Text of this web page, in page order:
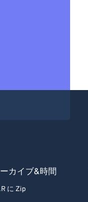
カイブ&時間
に Zip